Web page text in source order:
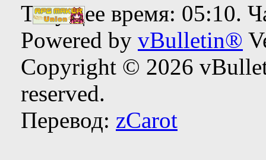
Текущее время: 05:10.
Powered by vBulletin®
Copyright © 2026
reserved.
Перевод: zCarot